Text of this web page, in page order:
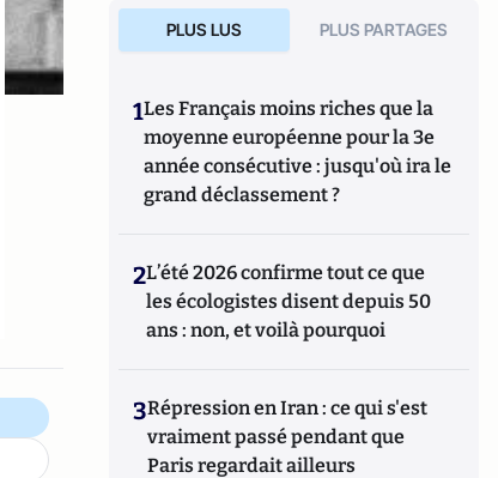
PLUS LUS PLUS PARTAGES
1Les Français moins riches que la
moyenne européenne pour la 3e
année consécutive : jusqu'où ira le
grand déclassement ?
2L’été 2026 confirme tout ce que
les écologistes disent depuis 50
ans : non, et voilà pourquoi
3Répression en Iran : ce qui s'est
vraiment passé pendant que
Paris regardait ailleurs